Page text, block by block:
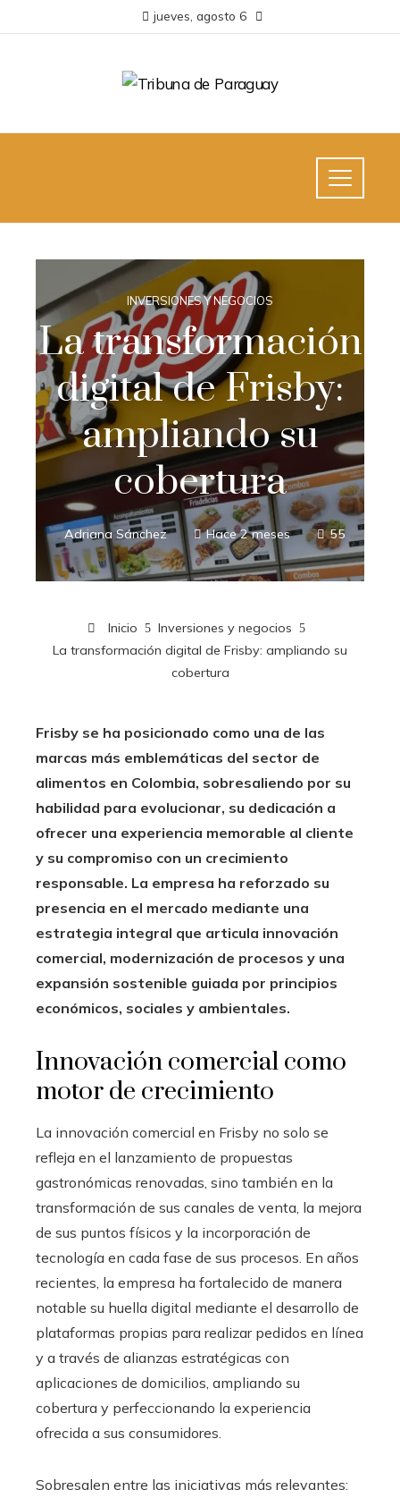
jueves, agosto 6
INVERSIONES Y NEGOCIOS
La transformación
digital de Frisby:
ampliando su
cobertura
Adriana Sánchez Hace 2 meses 55
Inicio
Inversiones y negocios
La transformación digital de Frisby: ampliando su
cobertura
Frisby se ha posicionado como una de las
marcas más emblemáticas del sector de
alimentos en Colombia, sobresaliendo por su
habilidad para evolucionar, su dedicación a
ofrecer una experiencia memorable al cliente
y su compromiso con un crecimiento
responsable. La empresa ha reforzado su
presencia en el mercado mediante una
estrategia integral que articula innovación
comercial, modernización de procesos y una
expansión sostenible guiada por principios
económicos, sociales y ambientales.
Innovación comercial como
motor de crecimiento
La innovación comercial en Frisby no solo se
refleja en el lanzamiento de propuestas
gastronómicas renovadas, sino también en la
transformación de sus canales de venta, la mejora
de sus puntos físicos y la incorporación de
tecnología en cada fase de sus procesos. En años
recientes, la empresa ha fortalecido de manera
notable su huella digital mediante el desarrollo de
plataformas propias para realizar pedidos en línea
y a través de alianzas estratégicas con
aplicaciones de domicilios, ampliando su
cobertura y perfeccionando la experiencia
ofrecida a sus consumidores.
Sobresalen entre las iniciativas más relevantes: